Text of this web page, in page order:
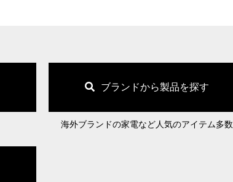
ブランドから製品を探す
海外ブランドの家電など人気のアイテム多数